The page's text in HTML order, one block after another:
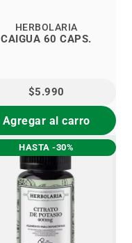
CAIGUA 60 CAPS.
HERBOLARIA
$5.990
Agregar al carro
HASTA -30%